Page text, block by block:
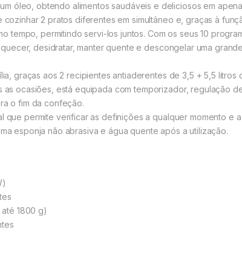
óleo, obtendo alimentos saudáveis e deliciosos em
2 pratos diferentes em simultâneo e, graças à
tempo, permitindo servi-los juntos. Com os seus 10
desidratar, manter quente e descongelar uma
graças aos 2 recipientes antiaderentes de 3,5 + 5,5 litros
ocasiões, está equipada com temporizador, regulação
o fim da confeção.
que permite verificar as definições a qualquer momento e
esponja não abrasiva e água quente após a utilização.
1800 g)